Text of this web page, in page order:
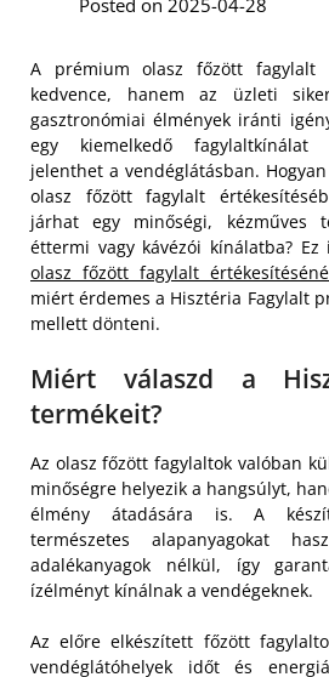
Posted on 2025-04-28
A prémium olasz főzött fagylalt
kedvence, hanem az üzleti
gasztronómiai élmények iránti
egy kiemelkedő fagylaltkínálat
jelenthet a vendéglátásban.
olasz főzött fagylalt
járhat egy minőségi, kézműves
éttermi vagy kávézói kínálatba?
olasz főzött fagylalt
miért érdemes a Hisztéria Fagylalt
mellett dönteni.
Miért válaszd a
termékeit?
Az olasz főzött fagylaltok valóban
minőségre helyezik a hangsúlyt,
élmény átadására is. A
természetes alapanyagokat
adalékanyagok nélkül, így
ízélményt kínálnak a vendégeknek.
Az előre elkészített főzött
vendéglátóhelyek időt és